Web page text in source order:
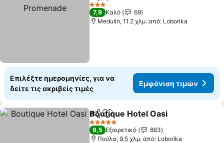
3 Αστέρια
7,9 Καλό
69
Medulin, 11.2 χλμ. από: Loborika
Επιλέξτε ημερομηνίες, για να
δείτε τις ακριβείς τιμές
Εμφάνιση τιμών
Κοινοποίηση
Προσθήκη στα αγαπημένα
Boutique Hotel Oasi
5 Αστέρια
9,5 Εξαιρετικό
863
Πούλα, 9.5 χλμ. από: Loborika